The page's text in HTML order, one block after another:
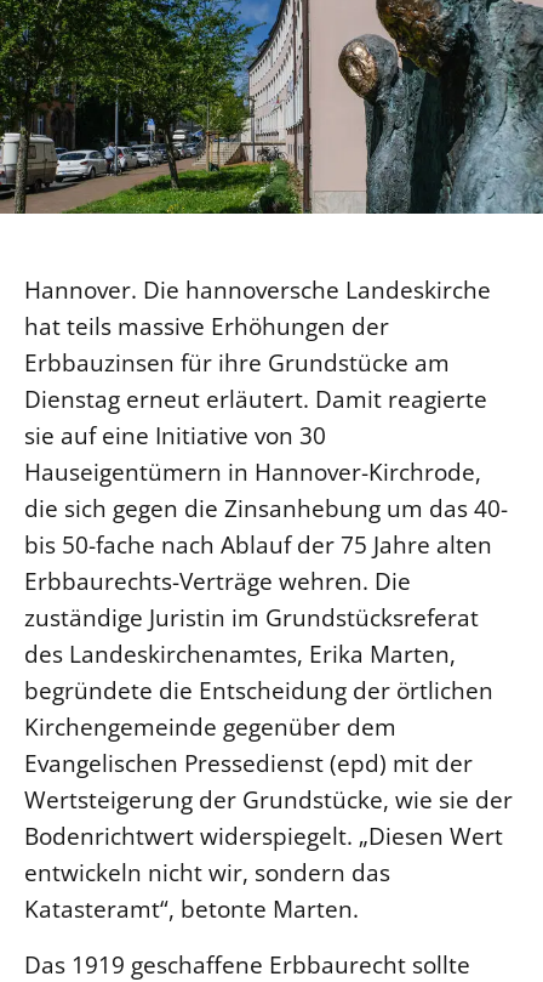
Hannover. Die hannoversche Landeskirche
hat teils massive Erhöhungen der
Erbbauzinsen für ihre Grundstücke am
Dienstag erneut erläutert. Damit reagierte
sie auf eine Initiative von 30
Hauseigentümern in Hannover-Kirchrode,
die sich gegen die Zinsanhebung um das 40-
bis 50-fache nach Ablauf der 75 Jahre alten
Erbbaurechts-Verträge wehren. Die
zuständige Juristin im Grundstücksreferat
des Landeskirchenamtes, Erika Marten,
begründete die Entscheidung der örtlichen
Kirchengemeinde gegenüber dem
Evangelischen Pressedienst (epd) mit der
Wertsteigerung der Grundstücke, wie sie der
Bodenrichtwert widerspiegelt. „Diesen Wert
entwickeln nicht wir, sondern das
Katasteramt“, betonte Marten.
Das 1919 geschaffene Erbbaurecht sollte
Kirche und Finanzen
Personalausschuss
LANDESKIRCHENAMT
Willkommen
Kollegium
Rechnungsprüfungsamt
Fachstelle Sexualisierte Gewalt
Beschwerdestellen
Kirchenämter
Gleichstellung
Datenschutz
Geschäftsstelle Landessynode
LANDESSYNODE
27. Landessynode
Kontakt
Hintergrund
MITARBEIT
Ehrenamt
Beruf
Freie Stellen
Evangelische Kirche
Lutherische Kirche
Glaubensbekenntnis
Positionen
Ökumene
Gegen Gewalt
KLIMASCHUTZ
Nachhaltigkeit
Erneuerbare Energien
Mobilität
Gebäude
Impressum
Datenschutz
Kontakt
Barrierefreiheit
Presse
Freie Stellen
Suche